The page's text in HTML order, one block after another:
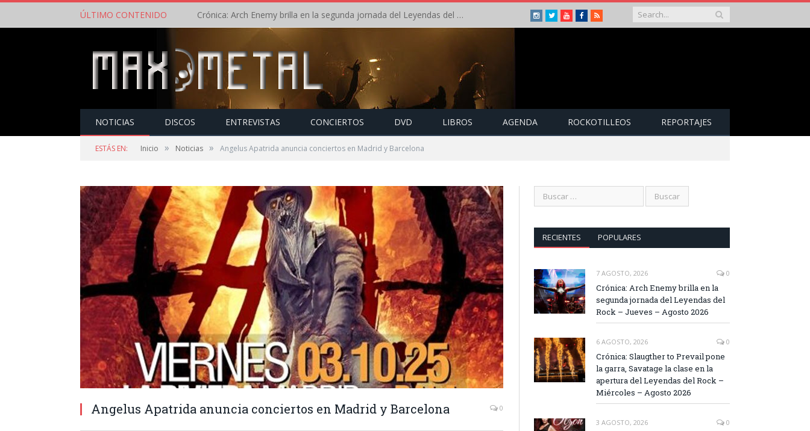
ÚLTIMO CONTENIDO Crónica: Arch Enemy brilla en la segunda jornada del Leyendas del Rock – Jueves – Agosto 2026 Instagram
TwitterYoutubeFacebook
RSS
NOTICIAS DISCOS ENTREVISTAS CONCIERTOS DVD LIBROS AGENDA ROCKOTILLEOS REPORTAJES
ESTÁS EN: Inicio » Noticias » Angelus Apatrida anuncia conciertos en Madrid y Barcelona
Angelus Apatrida anuncia conciertos en Madrid y Barcelona 0
RECIENTES POPULARES
7 AGOSTO, 2026 0
Crónica: Arch Enemy brilla en la
segunda jornada del Leyendas del
Rock – Jueves – Agosto 2026
6 AGOSTO, 2026 0
Crónica: Slaugther to Prevail pone
la garra, Savatage la clase en la
apertura del Leyendas del Rock –
Miércoles – Agosto 2026
3 AGOSTO, 2026 0